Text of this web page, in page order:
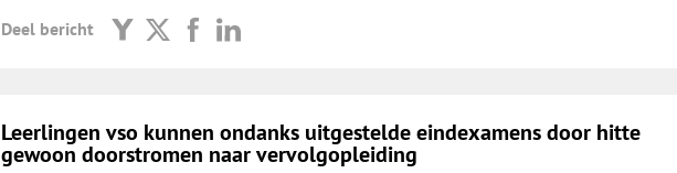
Deel bericht
Leerlingen vso kunnen ondanks uitgestelde eindexamens door hitte
gewoon doorstromen naar vervolgopleiding